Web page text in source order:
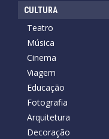
CULTURA
Teatro
Música
Cinema
Viagem
Educação
Fotografia
Arquitetura
Decoração